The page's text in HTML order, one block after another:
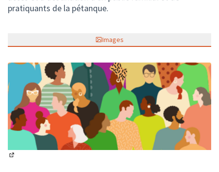
pratiquants de la pétanque.
Images